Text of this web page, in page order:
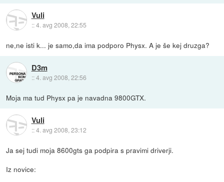
Vuli
::4. avg 2008, 22:55
ne,ne isti k... je samo,da ima podporo Physx. A je še kej druzga?
D3m
::4. avg 2008, 22:56
Moja ma tud Physx pa je navadna 9800GTX.
Vuli
::4. avg 2008, 23:12
Ja sej tudi moja 8600gts ga podpira s pravimi driverji.
Iz novice: